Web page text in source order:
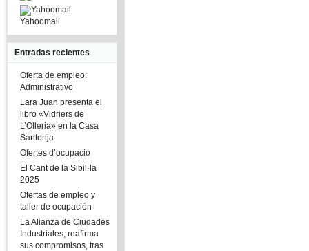
Yahoomail
Entradas recientes
Oferta de empleo:
Administrativo
Lara Juan presenta el
libro «Vidriers de
L’Olleria» en la Casa
Santonja
Ofertes d’ocupació
El Cant de la Sibil·la
2025
Ofertas de empleo y
taller de ocupación
La Alianza de Ciudades
Industriales, reafirma
sus compromisos, tras